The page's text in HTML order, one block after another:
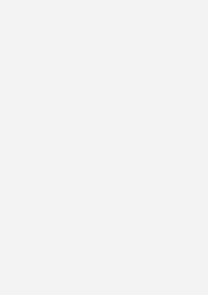
einer 230-V-Leitung betreiben zu
Vorschaltgeräte. Im
gibt es da eine Vielzahl. Man
der Konverter mindestens die
Halogenlampen auch
sinnvoll ist es, etwas Reserve
sicher gehen, sind die
Osram recht gut. Bei 230-V-
notwendig. Leuchtmittel
Manche LEDs benötigen ebenfalls
Hier sollten Planer ebenfalls schauen,
Stromstärken ausgelegt sind. Sollen
einerseits die LEDs dimmbar sein,
LED-Treiber. Achtung: Einfach die
und durch LEDs zu ersetzen,